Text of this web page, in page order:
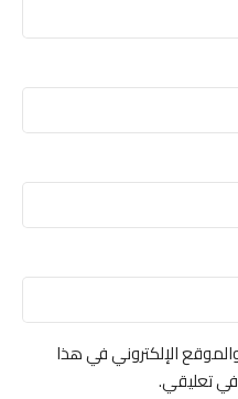
الإلكتروني في هذا
في تعليقي.